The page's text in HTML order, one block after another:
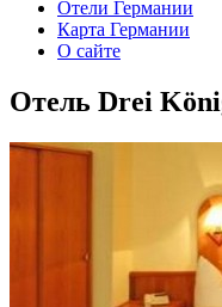
Отели Германии
Карта Германии
О сайте
Отель Drei